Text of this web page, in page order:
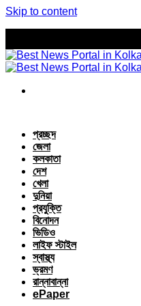
Skip to content
প্রচ্ছদ
জেলা
কলকাতা
দেশ
খেলা
দুনিয়া
প্রযুক্তি
বিনোদন
ভিডিও
লাইফ স্টাইল
স্বাস্থ্য
ভ্রমণ
রান্নাবান্না
ePaper